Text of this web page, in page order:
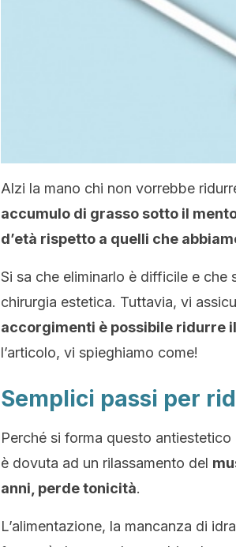
Alzi la mano chi non vorrebbe
accumulo di grasso sotto il
d’età rispetto a quelli che
Si sa che eliminarlo è difficile e
chirurgia estetica. Tuttavia, vi
accorgimenti è possibile ridurre
l’articolo, vi spieghiamo come!
Semplici passi per
Perché si forma questo
è dovuta ad un rilassamento del
anni, perde tonicità.
L’alimentazione, la mancanza di